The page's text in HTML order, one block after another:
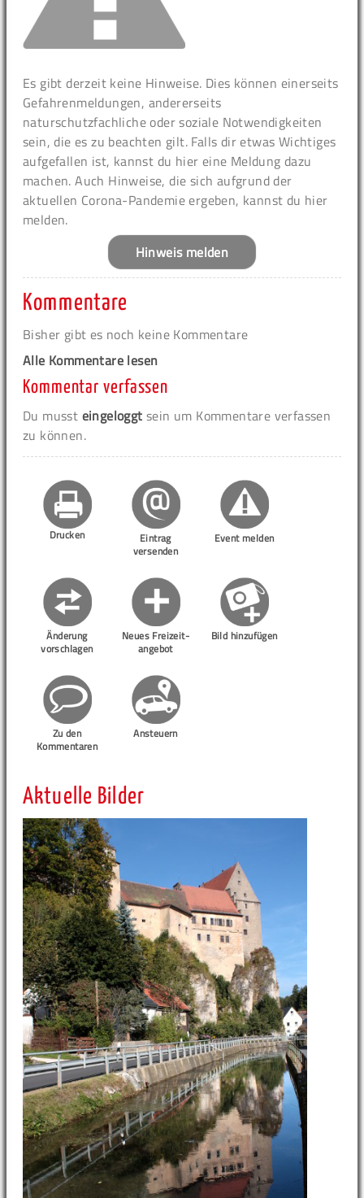
Es gibt derzeit keine Hinweise. Dies können einerseits
Gefahrenmeldungen, andererseits
naturschutzfachliche oder soziale Notwendigkeiten
sein, die es zu beachten gilt. Falls dir etwas Wichtiges
aufgefallen ist, kannst du hier eine Meldung dazu
machen. Auch Hinweise, die sich aufgrund der
aktuellen Corona-Pandemie ergeben, kannst du hier
melden.
Hinweis melden
Kommentare
Bisher gibt es noch keine Kommentare
Alle Kommentare lesen
Kommentar verfassen
Du musst eingeloggt sein um Kommentare verfassen
zu können.
Drucken
Eintrag
versenden
Event melden
Änderung
vorschlagen
Neues Freizeit-
angebot
Bild hinzufügen
Zu den
Kommentaren
Ansteuern
Aktuelle Bilder